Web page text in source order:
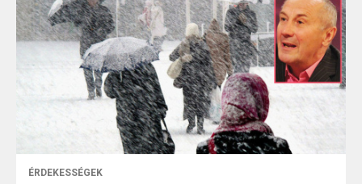
ÉRDEKESSÉGEK